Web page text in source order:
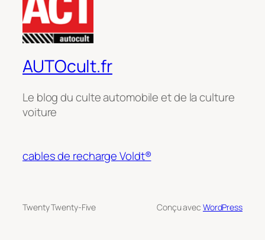
AUTOcult.fr
Le blog du culte automobile et de la culture
voiture
cables de recharge Voldt®
Twenty Twenty-Five Conçu avec WordPress